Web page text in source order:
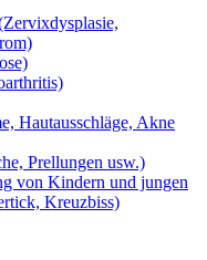
Hautausschläge, Akne
Prellungen usw.)
von Kindern und jungen
Kreuzbiss)